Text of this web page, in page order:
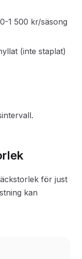
1 500 kr/säsong
(inte staplat)
för just
kan